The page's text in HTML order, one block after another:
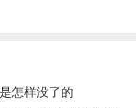
怎样没了的